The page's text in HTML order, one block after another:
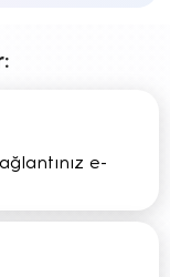
e-